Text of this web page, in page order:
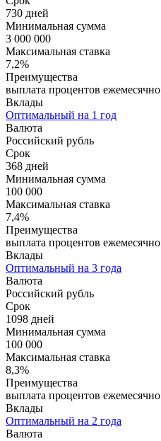
730 дней
Минимальная сумма
3 000 000
Максимальная ставка
7,2%
Преимущества
выплата процентов ежемесячно
Вклады
Оптимальный на 1 год
Валюта
Российский рубль
Срок
368 дней
Минимальная сумма
100 000
Максимальная ставка
7,4%
Преимущества
выплата процентов ежемесячно
Вклады
Оптимальный на 3 года
Валюта
Российский рубль
Срок
1098 дней
Минимальная сумма
100 000
Максимальная ставка
8,3%
Преимущества
выплата процентов ежемесячно
Вклады
Оптимальный на 2 года
Валюта